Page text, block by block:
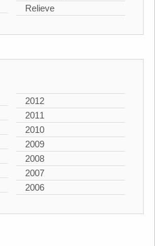
Relieve
2012
2011
2010
2009
2008
2007
2006